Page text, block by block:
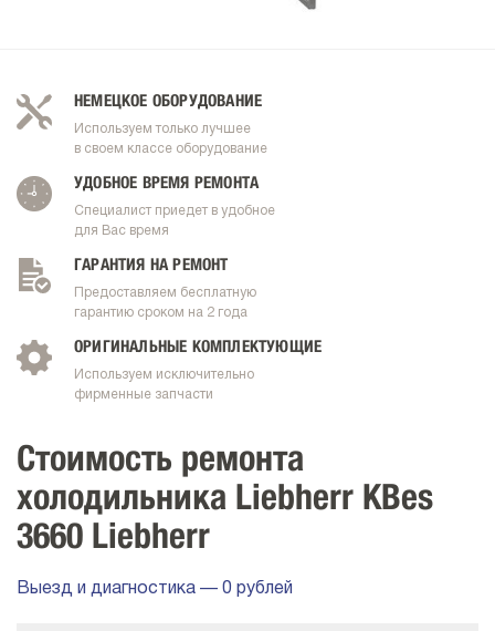
НЕМЕЦКОЕ ОБОРУДОВАНИЕ
Используем только лучшее
в своем классе оборудование
УДОБНОЕ ВРЕМЯ РЕМОНТА
Специалист приедет в удобное
для Вас время
ГАРАНТИЯ НА РЕМОНТ
Предоставляем бесплатную
гарантию сроком на 2 года
ОРИГИНАЛЬНЫЕ КОМПЛЕКТУЮЩИЕ
Используем исключительно
фирменные запчасти
Стоимость ремонта
холодильника Liebherr KBes
3660 Liebherr
Выезд и диагностика — 0 рублей